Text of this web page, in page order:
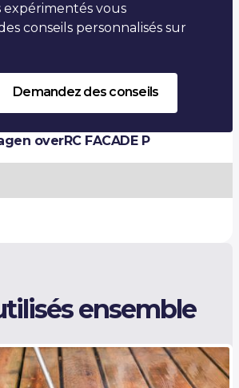
expérimentés vous
conseils personnalisés sur
Demandez des conseils
overRC FACADE P
ensemble